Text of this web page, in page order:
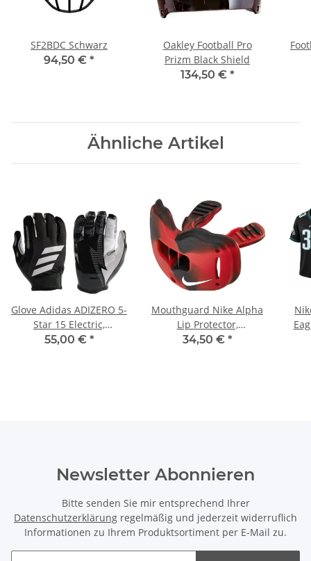
94,50 €*
Prizm Black Shield
134,50 €*
Ähnliche Artikel
Glove Adidas ADIZERO 5-
Star 15 Electric,
Schwarz/Weiß
55,00 €*
Mouthguard Nike Alpha
Lip Protector,
Schwarz/Rot
34,50 €*
Bitte senden Sie mir entsprechend Ihrer
Datenschutzerklärungregelmäßig und jederzeit widerruflich
Informationen zu Ihrem Produktsortiment per E-Mail zu.